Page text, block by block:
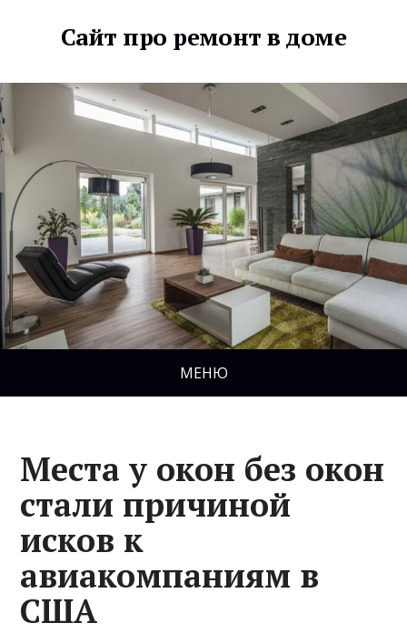
Сайт про ремонт в доме
МЕНЮ
Места у окон без окон
стали причиной
исков к
авиакомпаниям в
США